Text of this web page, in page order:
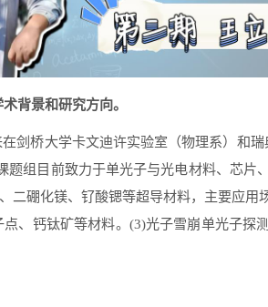
背景和研究方向。
剑桥大学卡文迪许实验室（物理系）和
题组目前致力于单光子与光电材料、芯片
二硼化镁、钌酸锶等超导材料，主要应用
、钙钛矿等材料。 (3)光子雪崩单光子探